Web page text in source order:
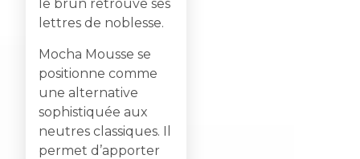
le brun retrouve ses
lettres de noblesse.
Mocha Mousse se
positionne comme
une alternative
sophistiquée aux
neutres classiques. Il
permet d’apporter